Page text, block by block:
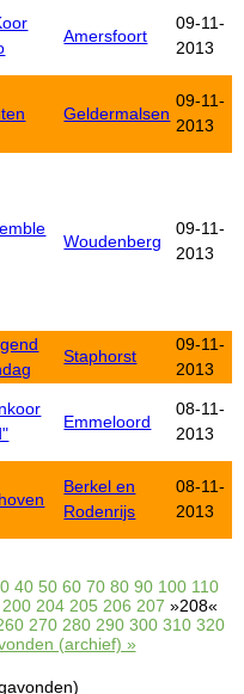
Amersfoort
09-11-
2013
Geldermalsen
09-11-
2013
Woudenberg
09-11-
2013
Staphorst
09-11-
2013
Emmeloord
08-11-
2013
Berkel en
Rodenrijs
08-11-
2013
40 50 60 70 80 90 100 110
200 204 205 206 207 »208«
270 280 290 300 310 320
(archief) »